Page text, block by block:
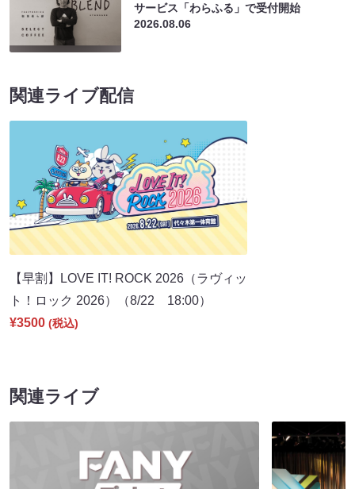
サービス「わらふる」で受付開始
2026.08.06
関連ライブ配信
【早割】LOVE IT! ROCK 2026（ラヴィッ
ト！ロック 2026）（8/22 18:00）
¥3500 (税込)
関連ライブ